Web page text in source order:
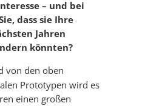
– und bei
dass sie Ihre
Jahren
könnten?
von den oben
Prototypen wird es
einen großen